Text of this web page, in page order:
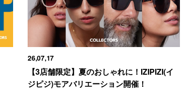
26,07,17
【3店舗限定】夏のおしゃれに！IZIPIZI(イ
ジピジ)モアバリエーション開催！